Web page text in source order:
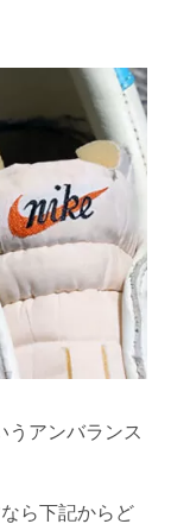
うアンバランス
ら下記からど